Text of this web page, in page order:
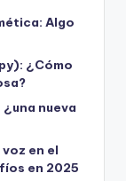
Algo
¿Cómo
nueva
en el
en 2025